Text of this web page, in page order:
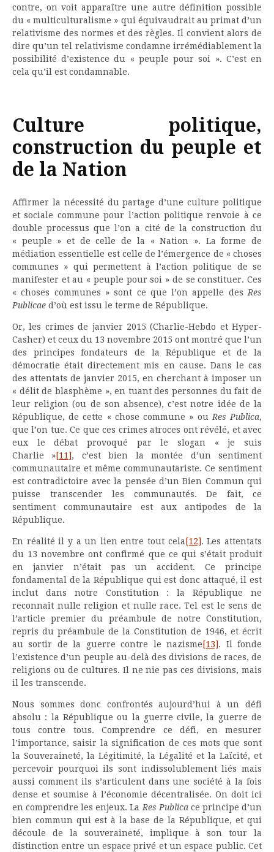
contre, on voit apparaître une autre définition possible
du « multiculturalisme » qui équivaudrait au primat d’un
relativisme des normes et des règles. Il convient alors de
dire qu’un tel relativisme condamne irrémédiablement la
possibilité d’existence du « peuple pour soi ». C’est en
cela qu’il est condamnable.
Culture politique,
construction du peuple et
de la Nation
Affirmer la nécessité du partage d’une culture politique
et sociale commune pour l’action politique renvoie à ce
double processus que l’on a cité de la construction du
« peuple » et de celle de la « Nation ». La forme de
médiation essentielle est celle de l’émergence de « choses
communes » qui permettent à l’action politique de se
manifester et au « peuple pour soi » de se constituer. Ces
« choses communes » sont ce que l’on appelle desRes
Publicae d’où est issu le terme de République.
Or, les crimes de janvier 2015 (Charlie-Hebdo et Hyper-
Casher) et ceux du 13 novembre 2015 ont montré que l’un
des principes fondateurs de la République et de la
démocratie était directement mis en cause. Dans le cas
des attentats de janvier 2015, en cherchant à imposer un
« délit de blasphème », en tuant des personnes du fait de
leur religion (ou de son absence), c’est notre idée de la
République, de cette « chose commune » ouRes Publica,
que l’on tue. Ce que ces crimes atroces ont révélé, et avec
eux le débat provoqué par le slogan « je suis
Charlie »[11], c’est bien la montée d’un sentiment
communautaire et même communautariste. Ce sentiment
est contradictoire avec la pensée d’un Bien Commun qui
puisse transcender les communautés. De fait, ce
sentiment communautaire est aux antipodes de la
République.
En réalité il y a un lien entre tout cela [12]. Les attentats
du 13 novembre ont confirmé que ce qui s’était produit
en janvier n’était pas un accident. Ce principe
fondamental de la République qui est donc attaqué, il est
inclut dans notre Constitution : la République ne
reconnaît nulle religion et nulle race. Tel est le sens de
l’article premier du préambule de notre Constitution,
repris du préambule de la Constitution de 1946, et écrit
au sortir de la guerre contre le nazisme [13]. Il fonde
l’existence d’un peuple au-delà des divisions de races, de
religions ou de cultures. Il ne nie pas ces divisions, mais
il les transcende.
Nous sommes donc confrontés aujourd’hui à un défi
absolu : la République ou la guerre civile, la guerre de
tous contre tous. Comprendre ce défi, en mesurer
l’importance, saisir la signification de ces mots que sont
la Souveraineté, la Légitimité, la Légalité et la Laïcité, et
percevoir pourquoi ils sont indissolublement liés mais
aussi comment ils s’articulent dans une société à la fois
dense et soumise à l’économie décentralisée. On doit ici
en comprendre les enjeux. LaRes Publicace principe d’un
bien commun qui est à la base de la République, et qui
découle de la souveraineté, implique à son tour la
distinction entre un espace privé et un espace public. Cet